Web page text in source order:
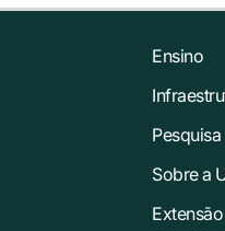
Ensino
Pesquisa
Sobre a
Extensão